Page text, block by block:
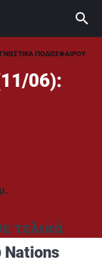
ΠΟΔΟΣΦΑΙΡΟΥ
06):
τελικά
Nations